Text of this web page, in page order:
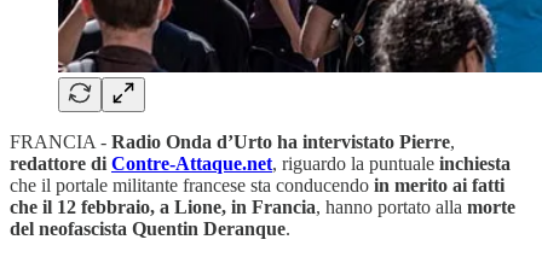
FRANCIA - Radio Onda d’Urto ha intervistato Pierre,
redattore di Contre-Attaque.net, riguardo la puntuale inchiesta
che il portale militante francese sta conducendo in merito ai fatti
che il 12 febbraio, a Lione, in Francia, hanno portato alla morte
del neofascista Quentin Deranque.